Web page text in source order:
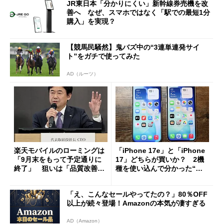
JR東日本「分かりにくい」新幹線券売機を改
善へ なぜ、スマホではなく「駅での最短1分
購入」を実現？
【競馬民騒然】鬼バズ中の“3連単連発サイ
ト”をガチで使ってみた
AD（ルーツ）
楽天モバイルのローミングは
「9月末をもって予定通りに
終了」 狙いは「品質改善」
も
「iPhone 17e」と「iPhone
17」どちらが買いか？ 2機
種を使い込んで分かった“ス
「え、こんなセールやってたの？」80％OFF
以上が続々登場！Amazonの本気が凄すぎる
AD（Amazon）